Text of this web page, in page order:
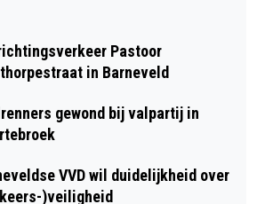
MISHANDELT
EN SLOOPT
IN DE KLOMP
IN
MOET OP 21 JUNI
Pastoor
in Barneveld
gewond bij valpartij in
VVD wil duidelijkheid over
)veiligheid